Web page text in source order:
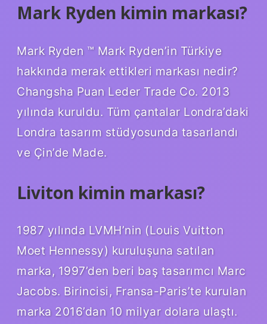
Mark Ryden kimin markası?
Mark Ryden ™ Mark Ryden’in Türkiye
hakkında merak ettikleri markası nedir?
Changsha Puan Leder Trade Co. 2013
yılında kuruldu. Tüm çantalar Londra’daki
Londra tasarım stüdyosunda tasarlandı
ve Çin’de Made.
Liviton kimin markası?
1987 yılında LVMH’nin (Louis Vuitton
Moet Hennessy) kuruluşuna satılan
marka, 1997’den beri baş tasarımcı Marc
Jacobs. Birincisi, Fransa-Paris’te kurulan
marka 2016’dan 10 milyar dolara ulaştı.